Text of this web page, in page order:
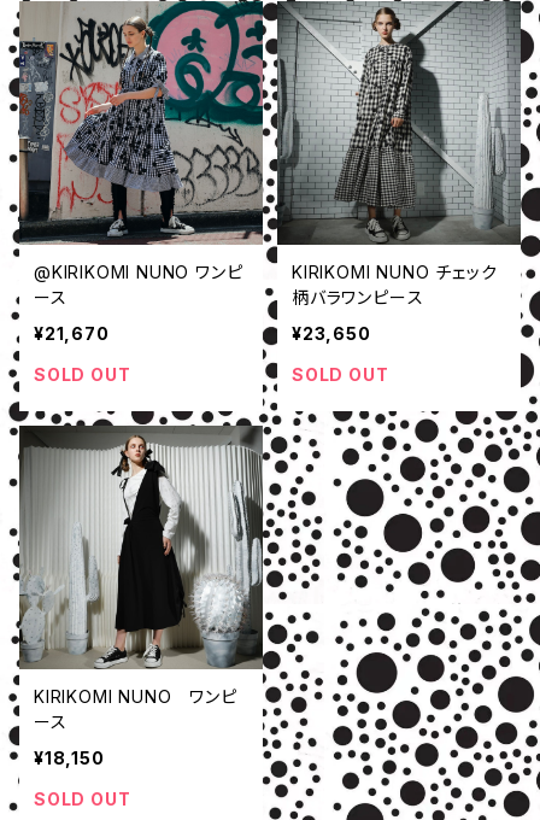
@KIRIKOMI NUNO ワンピ
ース
¥21,670
SOLD OUT
KIRIKOMI NUNO チェック
柄バラワンピース
¥23,650
SOLD OUT
KIRIKOMI NUNO ワンピ
ース
¥18,150
SOLD OUT